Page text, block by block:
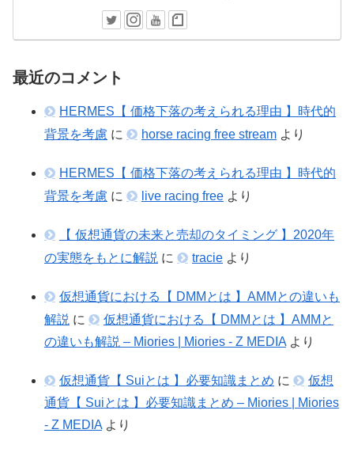
最近のコメント
HERMES【 価格下落の考えられる理由 】時代的
背景を考慮 に horse racing free stream より
HERMES【 価格下落の考えられる理由 】時代的
背景を考慮 に live racing free より
【 仮想通貨の未来と売却のタイミング 】2020年
の実態をもとに解説 に tracie より
仮想通貨における【 DMMとは 】AMMとの違いも
解説 に
仮想通貨における【 DMMとは 】AMMと
の違いも解説 – Miories | Miories - Z MEDIA より
仮想通貨【 Suiとは 】必要知識まとめ に
仮想
通貨【 Suiとは 】必要知識まとめ – Miories | Miories
- Z MEDIA より